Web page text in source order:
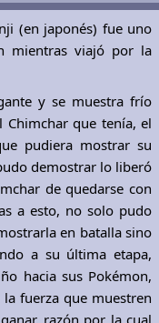
(en japonés) fue uno
mientras viajó por la
y se muestra frío
que tenía, el
pudiera mostrar su
demostrar lo liberó
de quedarse con
a esto, no solo pudo
en batalla sino
a su última etapa,
hacia sus Pokémon,
fuerza que muestren
razón por la cual